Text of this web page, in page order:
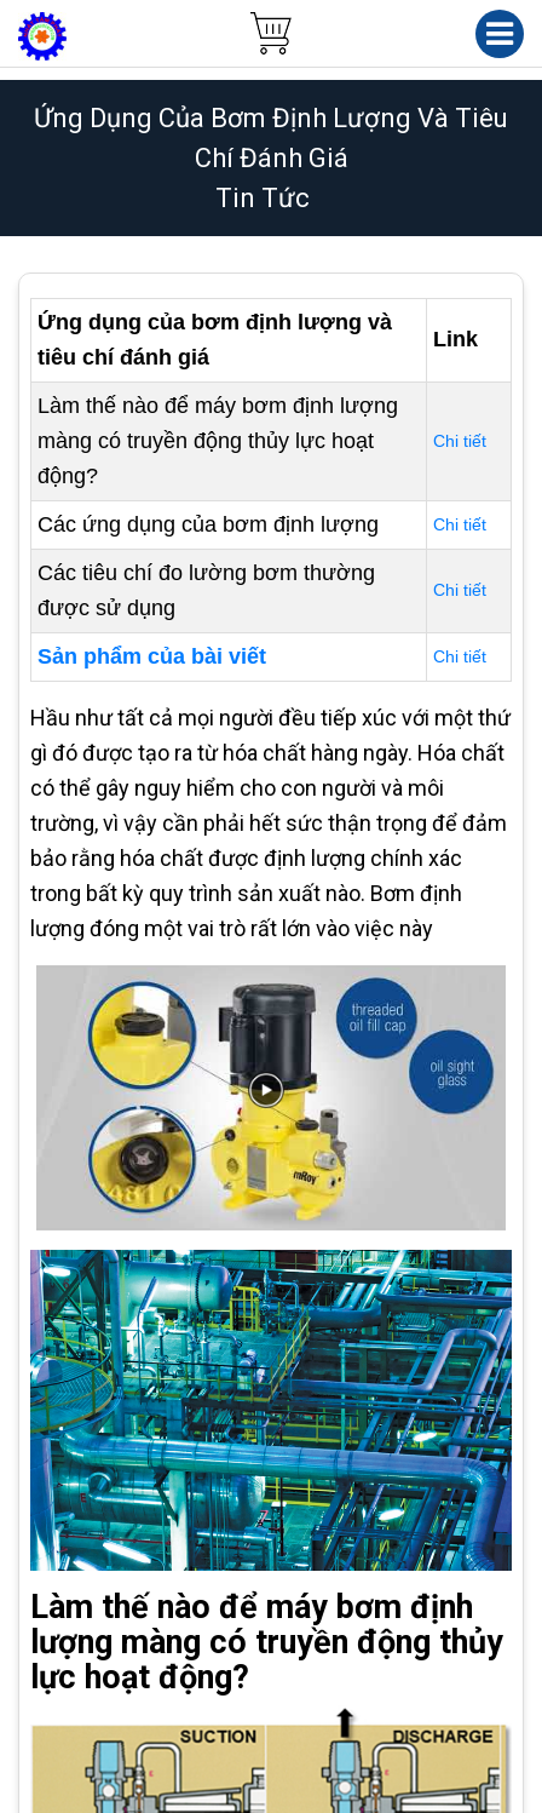
Ứng Dụng Của Bơm Định Lượng Và Tiêu
Chí Đánh Giá
Tin Tức
Ứng dụng của bơm định lượng và
tiêu chí đánh giá
Link
Làm thế nào để máy bơm định lượng
màng có truyền động thủy lực hoạt
động?
Chi tiết
Các ứng dụng của bơm định lượng Chi tiết
Các tiêu chí đo lường bơm thường
được sử dụng
Chi tiết
Sản phẩm của bài viết Chi tiết
Hầu như tất cả mọi người đều tiếp xúc với một thứ
gì đó được tạo ra từ hóa chất hàng ngày. Hóa chất
có thể gây nguy hiểm cho con người và môi
trường, vì vậy cần phải hết sức thận trọng để đảm
bảo rằng hóa chất được định lượng chính xác
trong bất kỳ quy trình sản xuất nào. Bơm định
lượng đóng một vai trò rất lớn vào việc này
Làm thế nào để máy bơm định
lượng màng có truyền động thủy
lực hoạt động?